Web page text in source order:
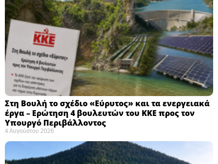
Στη Βουλή το σχέδιο «Εύρυτος» και τα ενεργειακά
έργα – Ερώτηση 4 βουλευτών του ΚΚΕ προς τον
Υπουργό Περιβάλλοντος
4 Αυγούστου 2026